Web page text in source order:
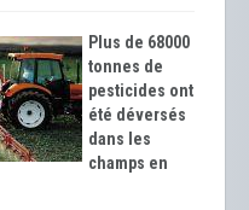
Plus de 68000
tonnes de
pesticides ont
été déversés
dans les
champs en